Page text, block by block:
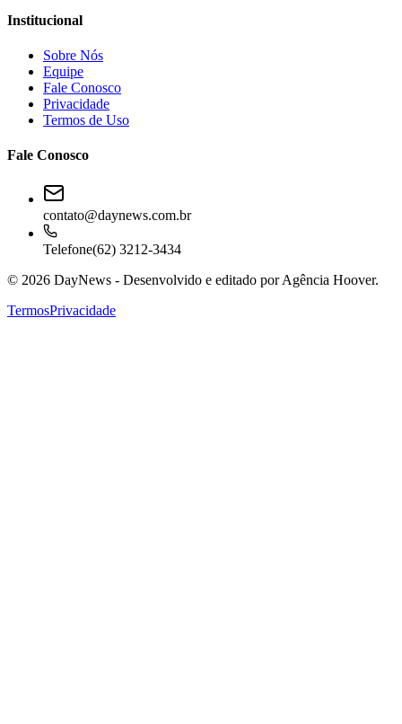
Institucional
Sobre Nós
Equipe
Fale Conosco
Privacidade
Termos de Uso
Fale Conosco
contato@daynews.com.br
Telefone(62) 3212-3434
© 2026 DayNews - Desenvolvido e editado porAgência Hoover.
TermosPrivacidade